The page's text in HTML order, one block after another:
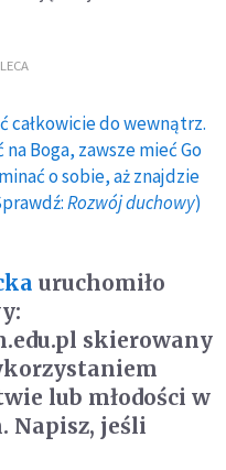
całkowicie do wewnątrz.
Boga, zawsze mieć Go
o sobie, aż znajdzie
Rozwój duchowy)
uruchomiło
skierowany
lub młodości w
Napisz, jeśli